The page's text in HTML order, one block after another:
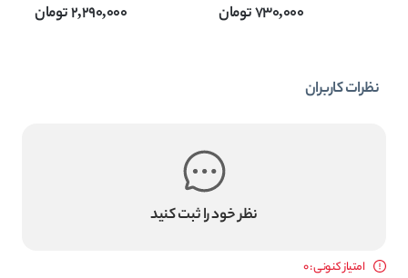
730,000تومان
حساس حجم 400 میل2,290,000تومان
نظرات کاربران
نظر خود را ثبت کنید
امتیاز کنونی : 0